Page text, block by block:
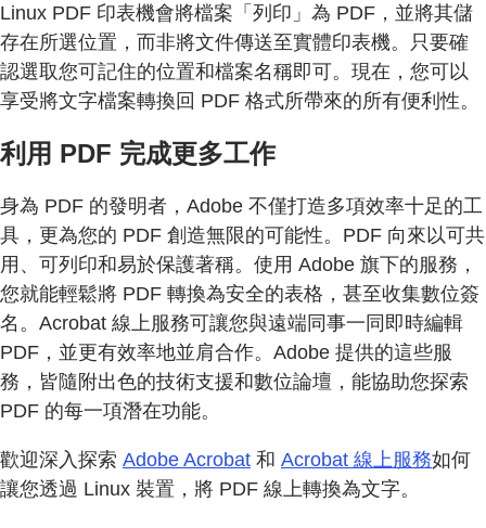
Linux PDF 印表機會將檔案「列印」為 PDF，並將其儲
存在所選位置，而非將文件傳送至實體印表機。只要確
認選取您可記住的位置和檔案名稱即可。現在，您可以
享受將文字檔案轉換回 PDF 格式所帶來的所有便利性。
利用 PDF 完成更多工作
身為 PDF 的發明者，Adobe 不僅打造多項效率十足的工
具，更為您的 PDF 創造無限的可能性。PDF 向來以可共
用、可列印和易於保護著稱。使用 Adobe 旗下的服務，
您就能輕鬆將 PDF 轉換為安全的表格，甚至收集數位簽
名。Acrobat 線上服務可讓您與遠端同事一同即時編輯
PDF，並更有效率地並肩合作。Adobe 提供的這些服
務，皆隨附出色的技術支援和數位論壇，能協助您探索
PDF 的每一項潛在功能。
歡迎深入探索 Adobe Acrobat 和 Acrobat 線上服務如何
讓您透過 Linux 裝置，將 PDF 線上轉換為文字。